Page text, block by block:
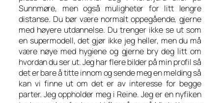
Sunnmøre, men også muligheter for litt lengre
distanse. Du bør være normalt oppegående, gjerne
med høyere utdannelse. Du trenger ikke se ut som
en supermodell, det gjør ikke jeg heller, men du må
være nøye med hygiene og gjerne bry deg litt om
hvordan du ser ut. Jeg har flere bilder på min profil så
det er bare å titte innom og sende meg en melding så
kan vi finne ut om det er av interesse for begge
parter. Jeg oppholder meg i Reine. Jeg er en nyfiken